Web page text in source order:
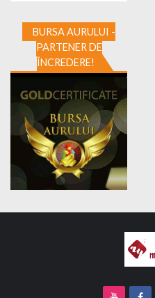
BURSA AURULUI -
PARTENER DE
ÎNCREDERE!